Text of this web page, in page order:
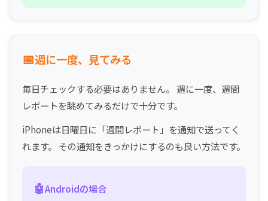
📅週に一度、見てみる
毎日チェックする必要はありません。 週に一度、週間
レポートを眺めてみるだけで十分です。
iPhoneは日曜日に「週間レポート」を通知で送ってく
れます。 その通知をきっかけにするのも良い方法です。
🤖Androidの場合